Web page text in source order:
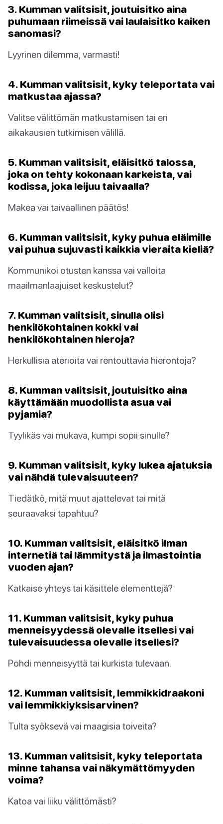
3. Kumman valitsisit, joutuisitko aina
puhumaan riimeissä vai laulaisitko kaiken
sanomasi?
Lyyrinen dilemma, varmasti!
4. Kumman valitsisit, kyky teleportata vai
matkustaa ajassa?
Valitse välittömän matkustamisen tai eri
aikakausien tutkimisen välillä.
5. Kumman valitsisit, eläisitkö talossa,
joka on tehty kokonaan karkeista, vai
kodissa, joka leijuu taivaalla?
Makea vai taivaallinen päätös!
6. Kumman valitsisit, kyky puhua eläimille
vai puhua sujuvasti kaikkia vieraita kieliä?
Kommunikoi otusten kanssa vai valloita
maailmanlaajuiset keskustelut?
7. Kumman valitsisit, sinulla olisi
henkilökohtainen kokki vai
henkilökohtainen hieroja?
Herkullisia aterioita vai rentouttavia hierontoja?
8. Kumman valitsisit, joutuisitko aina
käyttämään muodollista asua vai
pyjamia?
Tyylikäs vai mukava, kumpi sopii sinulle?
9. Kumman valitsisit, kyky lukea ajatuksia
vai nähdä tulevaisuuteen?
Tiedätkö, mitä muut ajattelevat tai mitä
seuraavaksi tapahtuu?
10. Kumman valitsisit, eläisitkö ilman
internetiä tai lämmitystä ja ilmastointia
vuoden ajan?
Katkaise yhteys tai käsittele elementtejä?
11. Kumman valitsisit, kyky puhua
menneisyydessä olevalle itsellesi vai
tulevaisuudessa olevalle itsellesi?
Pohdi menneisyyttä tai kurkista tulevaan.
12. Kumman valitsisit, lemmikkidraakoni
vai lemmikkiyksisarvinen?
Tulta syöksevä vai maagisia toiveita?
13. Kumman valitsisit, kyky teleportata
minne tahansa vai näkymättömyyden
voima?
Katoa vai liiku välittömästi?